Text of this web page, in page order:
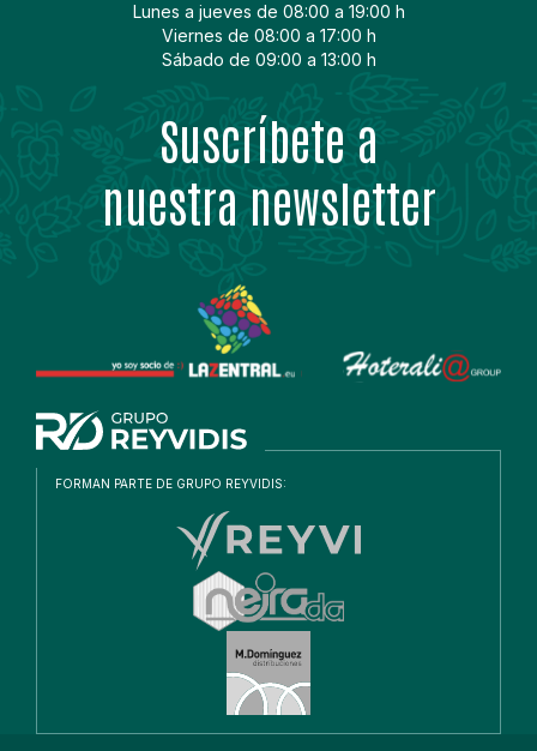
Lunes a jueves de 08:00 a 19:00 h
Viernes de 08:00 a 17:00 h
Sábado de 09:00 a 13:00 h
Suscríbete a
nuestra newsletter